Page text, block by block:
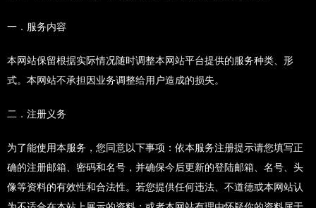
一．服务内容
本网站保留根据实际情况随时调整本网站平台提供的服务种类、形
式。本网站不承担因业务调整给用户造成的损失。
二．注册义务
为了能使用本服务，您同意以下事项：依本服务注册提示请您填写正
确的注册邮箱、密码和名号，并确保今后更新的登陆邮箱、名号、头
像等资料的有效性和合法性。若您提供任何违法、不道德或本网站认